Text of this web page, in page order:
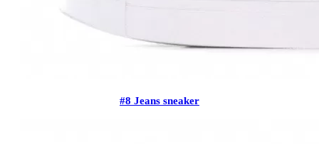
#8 Jeans sneaker